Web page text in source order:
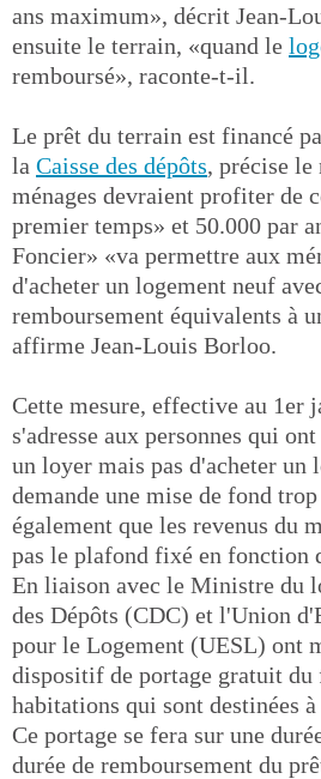
ans maximum», décrit Jean-
ensuite le terrain, «quand le
remboursé», raconte-t-il.
Le prêt du terrain est financé
la Caisse des dépôts, précise
ménages devraient profiter de
premier temps» et 50.000 par
Foncier» «va permettre aux
d'acheter un logement neuf
remboursement équivalents à
affirme Jean-Louis Borloo.
Cette mesure, effective au 1er
s'adresse aux personnes qui
un loyer mais pas d'acheter un
demande une mise de fond
également que les revenus du
pas le plafond fixé en fonction
En liaison avec le Ministre du
des Dépôts (CDC) et l'Union
pour le Logement (UESL) ont
dispositif de portage gratuit du
habitations qui sont destinées
Ce portage se fera sur une
durée de remboursement du